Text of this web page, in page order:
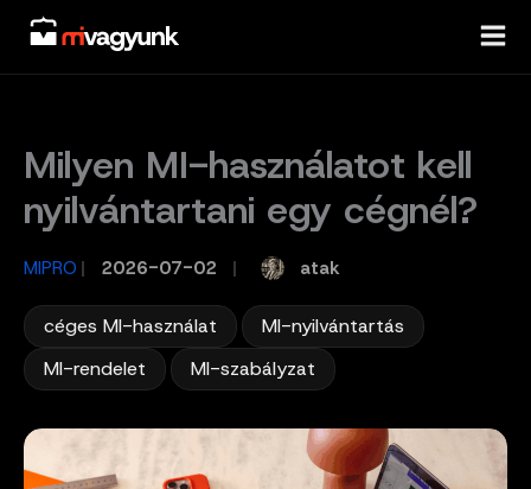
Skip
content
Milyen MI-használatot kell
nyilvántartani egy cégnél?
MIPRO / 2026-07-02 atak
céges MI-használat MI-nyilvántartás
MI-rendelet
MI-szabályzat